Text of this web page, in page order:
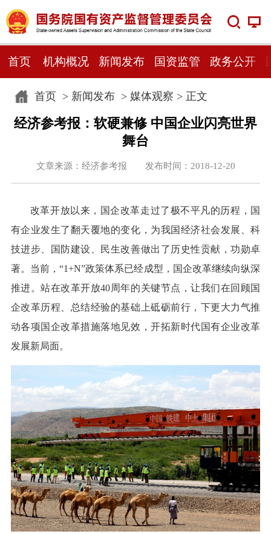
首页 机构概况 新闻发布 国资监管 政务公开
首页> 新闻发布> 媒体观察 > 正文
经济参考报：软硬兼修 中国企业闪亮世界
舞台
文章来源：经济参考报 发布时间：2018-12-20
改革开放以来，国企改革走过了极不平凡的历程，国
有企业发生了翻天覆地的变化，为我国经济社会发展、科
技进步、国防建设、民生改善做出了历史性贡献，功勋卓
著。当前，“1+N”政策体系已经成型，国企改革继续向纵深
推进。站在改革开放40周年的关键节点，让我们在回顾国
企改革历程、总结经验的基础上砥砺前行，下更大力气推
动各项国企改革措施落地见效，开拓新时代国有企业改革
发展新局面。